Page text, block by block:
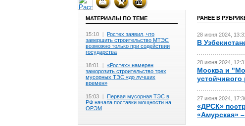
МАТЕРИАЛЫ ПО ТЕМЕ
15:10 | Ростех заявил, что
завершить строительство МТЭС
возможно только при содействии
государства
18:01 | «Ростех» намерен
заморозить строительство трех
мусорных ТЭС «до лучших
времен»
15:03 | Первая мусорная ТЭС в
РФ начала поставки мощности на
ОРЭМ
РАНЕЕ В
28 июня 2024,
В
28 июня 2024,
Москва и
устойчивого
27 июня 2024,
«ДРСК»
«Амурская»